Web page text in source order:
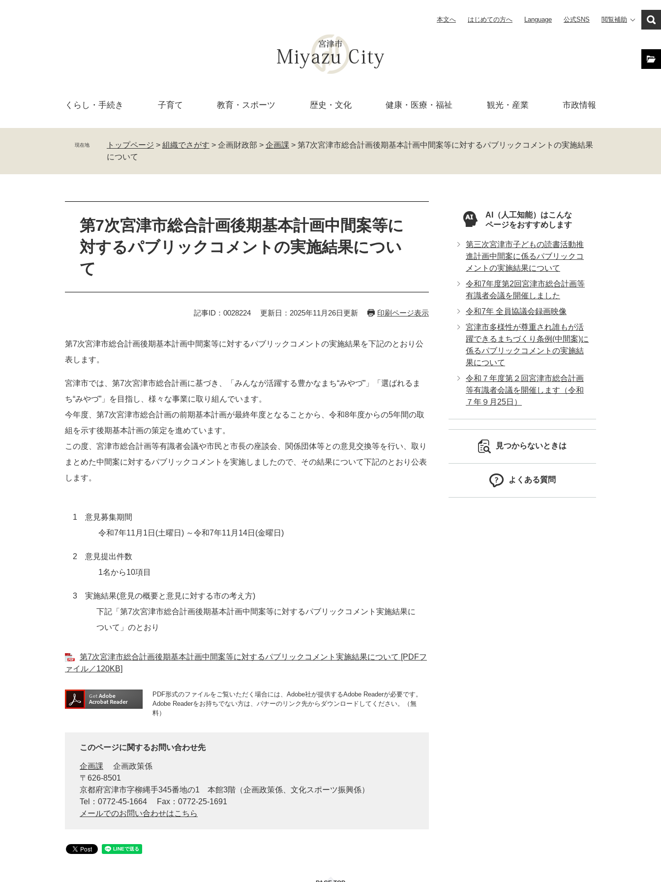
本文へ はじめての方へ Language 公式SNS 閲覧補助
くらし・ 手続き 子育て 教育・ スポーツ 歴史・文化 健康・医療・ 福祉 観光・産業 市政情報
現在地 トップページ > 組織でさがす > 企画財政部 > 企画課 > 第7次宮津市総合計画後期基本計画中間案等に対するパブリックコメントの実施結果
について
第7次宮津市総合計画後期基本計画中間案等に
対するパブリックコメントの実施結果につい
て
記事ID：0028224 更新日：2025年11月26日更新 印刷ページ表示
第7次宮津市総合計画後期基本計画中間案等に対するパブリックコメントの実施結果を下記のとおり公
表します。
宮津市では、第7次宮津市総合計画に基づき、「みんなが活躍する豊かなまち“みやづ”」「選ばれるま
ち“みやづ”」を目指し、様々な事業に取り組んでいます。
今年度、第7次宮津市総合計画の前期基本計画が最終年度となることから、令和8年度からの5年間の取
組を示す後期基本計画の策定を進めています。
この度、宮津市総合計画等有識者会議や市民と市長の座談会、関係団体等との意見交換等を行い、取り
まとめた中間案に対するパブリックコメントを実施しましたので、その結果について下記のとおり公表
します。
1 意見募集期間
令和7年11月1日(土曜日) ～令和7年11月14日(金曜日)
2 意見提出件数
1名から10項目
3 実施結果(意見の概要と意見に対する市の考え方)
下記「第7次宮津市総合計画後期基本計画中間案等に対するパブリックコメント実施結果に
ついて」のとおり
第7次宮津市総合計画後期基本計画中間案等に対するパブリックコメント実施結果について [PDFフ
ァイル／120KB]
PDF形式のファイルをご覧いただく場合には、Adobe社が提供するAdobe Readerが必要です。
Adobe Readerをお持ちでない方は、バナーのリンク先からダウンロードしてください。（無
料）
このページに関するお問い合わせ先
企画課
企画政策係
〒626-8501
京都府宮津市字柳縄手345番地の1 本館3階（企画政策係、文化スポーツ振興係）
Tel：0772-45-1664
Fax：0772-25-1691
メールでのお問い合わせはこちら
AI（人工知能）はこんな
ページをおすすめします
第三次宮津市子どもの読書活動推
進計画中間案に係るパブリックコ
メントの実施結果について
令和7年度第2回宮津市総合計画等
有識者会議を開催しました
令和7年 全員協議会録画映像
宮津市多様性が尊重され誰もが活
躍できるまちづくり条例(中間案)に
係るパブリックコメントの実施結
果について
令和７年度第２回宮津市総合計画
等有識者会議を開催します（令和
７年９月25日）
見つからないときは
よくある質問